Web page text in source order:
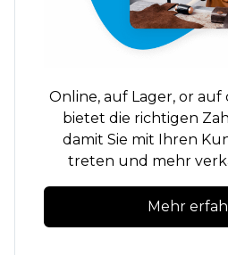
Online, auf Lager,or auf
bietet die richtigen
damit Sie mit Ihren
treten und mehr
Mehr